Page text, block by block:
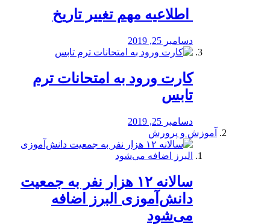
️ اطلاعیه مهم تغییر تاریخ
دسامبر 25, 2019
کارت ورود به امتحانات ترم
تابس
دسامبر 25, 2019
آموزش و پرورش
️سالانه ۱۲ هزار نفر به جمعیت
دانش‌آموزی البرز اضافه
می‌شود